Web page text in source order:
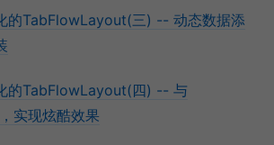
的TabFlowLayout(三) -- 动态数据添
的TabFlowLayout(四) -- 与
实现炫酷效果